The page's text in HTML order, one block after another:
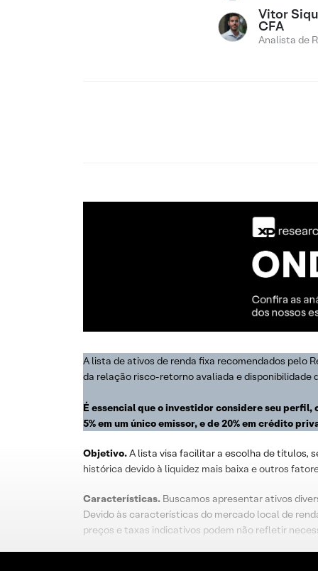
Vitor
CFA
Analista de
A lista de ativos de renda fixa recomendados pelo
da relação risco-retorno avaliada e disponibilidade
É essencial que o investidor considere seu
5% em um único emissor, e de 20% em crédito
Objetivo.A lista visa facilitar a escolha de títulos,
histórica devido à liquidez mais baixa e outros
Características. Buscamos apresentar ativos
Devido às características do mercado local de
preços e taxas indicativos podem não refletir